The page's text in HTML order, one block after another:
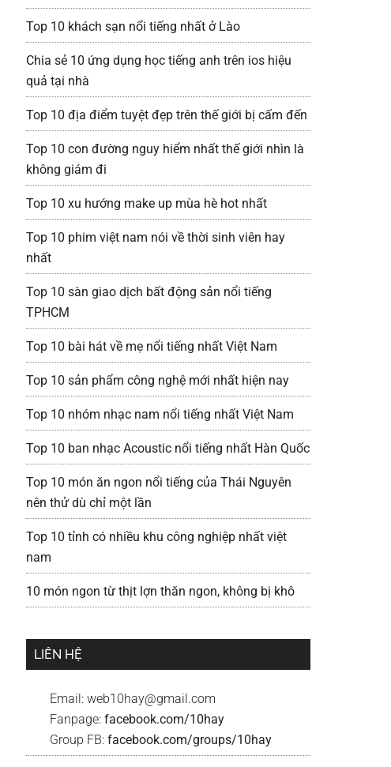
Top 10 khách sạn nổi tiếng nhất ở Lào
Chia sẻ 10 ứng dụng học tiếng anh trên ios hiệu
quả tại nhà
Top 10 địa điểm tuyệt đẹp trên thế giới bị cấm đến
Top 10 con đường nguy hiểm nhất thế giới nhìn là
không giám đi
Top 10 xu hướng make up mùa hè hot nhất
Top 10 phim việt nam nói về thời sinh viên hay
nhất
Top 10 sàn giao dịch bất động sản nổi tiếng
TPHCM
Top 10 bài hát về mẹ nổi tiếng nhất Việt Nam
Top 10 sản phẩm công nghệ mới nhất hiện nay
Top 10 nhóm nhạc nam nổi tiếng nhất Việt Nam
Top 10 ban nhạc Acoustic nổi tiếng nhất Hàn Quốc
Top 10 món ăn ngon nổi tiếng của Thái Nguyên
nên thử dù chỉ một lần
Top 10 tỉnh có nhiều khu công nghiệp nhất việt
nam
10 món ngon từ thịt lợn thăn ngon, không bị khô
LIÊN HỆ
Email: web10hay@gmail.com
Fanpage: facebook.com/10hay
Group FB: facebook.com/groups/10hay